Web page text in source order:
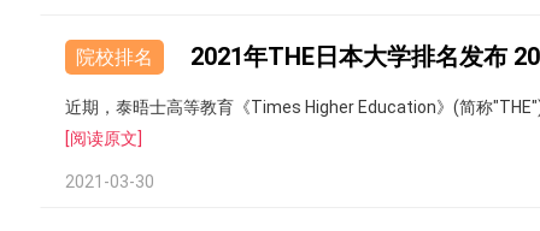
院校排名 2021年THE日本大学排名发布
近期，泰晤士高等教育《Times Higher Education》(简称
[阅读原文]
2021-03-30